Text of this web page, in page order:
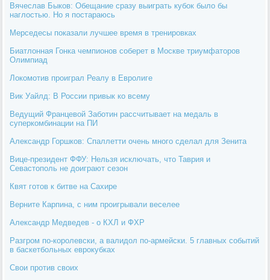
Вячеслав Быков: Обещание сразу выиграть кубок было бы
наглостью. Но я постараюсь
Мерседесы показали лучшее время в тренировках
Биатлонная Гонка чемпионов соберет в Москве триумфаторов
Олимпиад
Локомотив проиграл Реалу в Евролиге
Вик Уайлд: В России привык ко всему
Ведущий Францевой Заботин рассчитывает на медаль в
суперкомбинации на ПИ
Александр Горшков: Спаллетти очень много сделал для Зенита
Вице-президент ФФУ: Нельзя исключать, что Таврия и
Севастополь не доиграют сезон
Квят готов к битве на Сахире
Верните Карпина, с ним проигрывали веселее
Александр Медведев - о КХЛ и ФХР
Разгром по-королевски, а валидол по-армейски. 5 главных событий
в баскетбольных еврокубках
Свои против своих